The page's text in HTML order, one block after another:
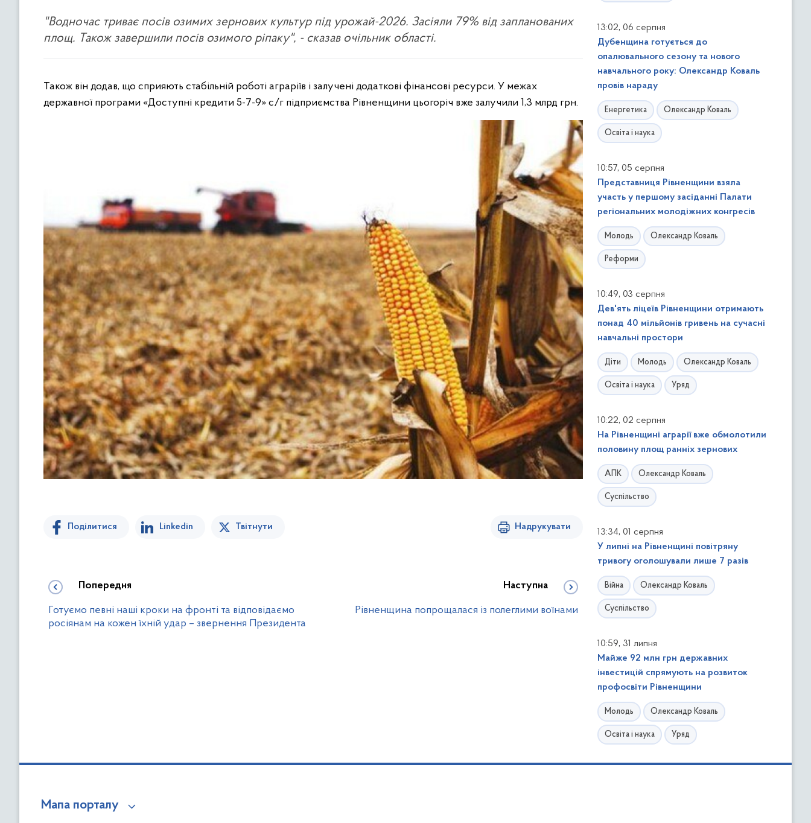
"Водночас триває посів озимих зернових культур під урожай-2026. Засіяли 79% від запланованих
площ. Також завершили посів озимого ріпаку", - сказав очільник області.
Також він додав, що сприяють стабільній роботі аграріїв і залучені додаткові фінансові ресурси. У межах
державної програми «Доступні кредити 5-7-9» с/г підприємства Рівненщини цьогоріч вже залучили 1,3 млрд грн.
Поділитися Linkedin Твітнути Надрукувати
Попередня
Готуємо певні наші кроки на фронті та відповідаємо
росіянам на кожен їхній удар – звернення Президента
Наступна
Рівненщина попрощалася із полеглими воїнами
13:02, 06 серпня
Дубенщина готується до
опалювального сезону та нового
навчального року: Олександр Коваль
провів нараду
Енергетика Олександр Коваль
Освіта і наука
10:57, 05 серпня
Представниця Рівненщини взяла
участь у першому засіданні Палати
регіональних молодіжних конгресів
Молодь Олександр Коваль
Реформи
10:49, 03 серпня
Дев'ять ліцеїв Рівненщини отримають
понад 40 мільйонів гривень на сучасні
навчальні простори
Діти Молодь Олександр Коваль
Освіта і наука Уряд
10:22, 02 серпня
На Рівненщині аграрії вже обмолотили
половину площ ранніх зернових
АПК Олександр Коваль
Суспільство
13:34, 01 серпня
У липні на Рівненщині повітряну
тривогу оголошували лише 7 разів
Війна Олександр Коваль
Суспільство
10:59, 31 липня
Майже 92 млн грн державних
інвестицій спрямують на розвиток
профосвіти Рівненщини
Молодь Олександр Коваль
Освіта і наука Уряд
Мапа порталу